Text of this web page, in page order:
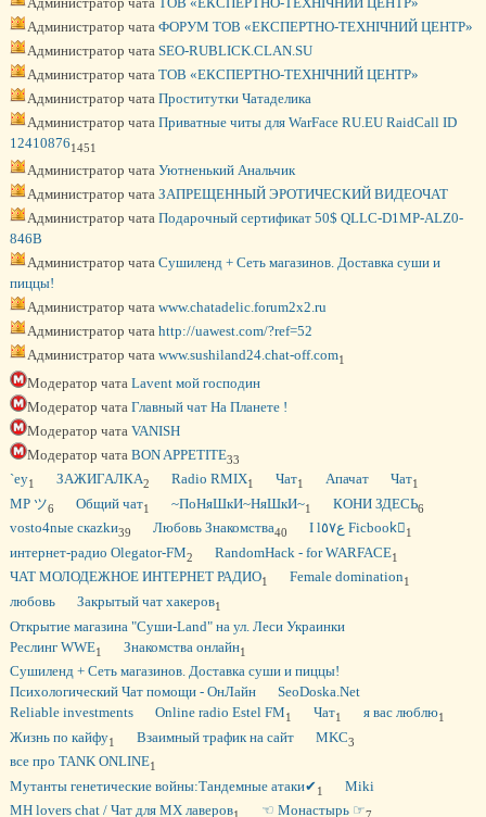
Администратор чата ФОРУМ ТОВ «ЕКСПЕРТНО-ТЕХНІЧНИЙ ЦЕНТР»
Администратор чата SEO-RUBLICK.CLAN.SU
Администратор чата ТОВ «ЕКСПЕРТНО-ТЕХНІЧНИЙ ЦЕНТР»
Администратор чата Проститутки Чатаделика
Администратор чата Приватные читы для WarFace RU.EU RaidCall ID
124108761451
Администратор чата Уютненький Анальчик
Администратор чата ЗАПРЕЩЕННЫЙ ЭРОТИЧЕСКИЙ ВИДЕОЧАТ
Администратор чата Подарочный cертификат 50$ QLLC-D1MP-ALZ0-
846B
Администратор чата Сушиленд + Сеть магазинов. Доставка суши и
пиццы!
Администратор чата www.chatadelic.forum2x2.ru
Администратор чата http://uawest.com/?ref=52
Администратор чата www.sushiland24.chat-off.com1
Модератор чата Lavent мой господин
Модератор чата Главный чат На Планете !
Модератор чата VANISH
Модератор чата BON APPETITE33
`eу1 ЗАЖИГАЛКА2 Radio RMIX1 Чат1 Апачат Чат1
MP ツ6 Общий чат1 ~ПоНяШкИ~НяШкИ~1 КОНИ ЗДЕСЬ6
vosto4nые скаzkи39 Любовь Знакомства40 I lع٥٧ Ficbookٌ 1
интернет-радио Olegator-FM2 RandomHack - for WARFACE1
ЧАТ МОЛОДЕЖНОЕ ИНТЕРНЕТ РАДИО1 Female domination1
любовь Закрытый чат хакеров1
Открытие магазина "Суши-Land" на ул. Леси Украинки
Реслинг WWE1 Знакомства онлайн1
Сушиленд + Сеть магазинов. Доставка суши и пиццы!
Психологический Чат помощи - ОнЛайн
SeoDoska.Net
Reliable investments
Online radio Estel FM1 Чат1 я вас люблю1
Жизнь по кайфу1 Взаимный трафик на сайт MKC3
все про TANK ONLINE1
Мутанты генетические войны:Тандемные атаки✔1
Miki
MH lovers chat / Чат для МХ лаверов
☜ Монастырь ☞